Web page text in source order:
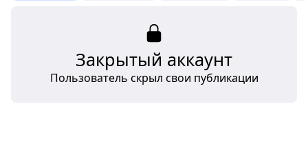
Закрытый аккаунт
Пользователь скрыл свои публикации